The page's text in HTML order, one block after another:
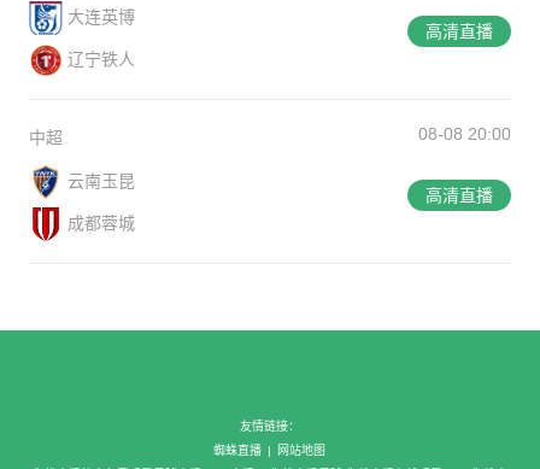
大连英博
辽宁铁人
高清直播
中超 08-08 20:00
云南玉昆
成都蓉城
高清直播
友情链接：
蜘蛛直播 |
网站地图